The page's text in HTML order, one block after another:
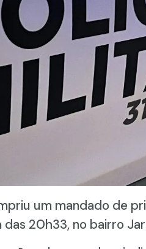
um mandado de
20h33, no bairro